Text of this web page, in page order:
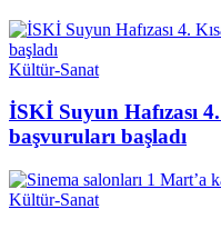
Kültür-Sanat
İSKİ Suyun Hafızası 4.
başvuruları başladı
Kültür-Sanat